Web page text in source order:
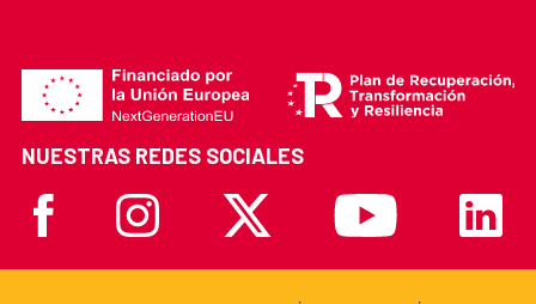
NUESTRAS REDES SOCIALES
FacebookInstagram X Youtube Linkedin